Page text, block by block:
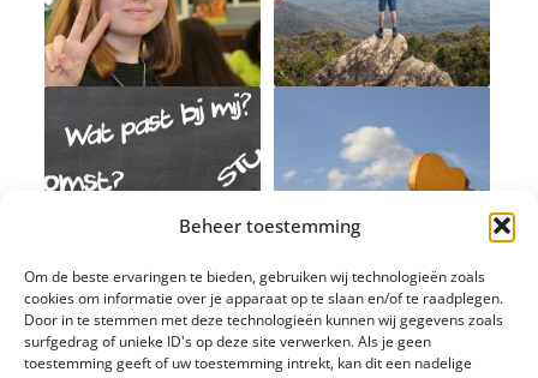
Beheer toestemming
Om de beste ervaringen te bieden, gebruiken wij technologieën zoals
cookies om informatie over je apparaat op te slaan en/of te raadplegen.
Door in te stemmen met deze technologieën kunnen wij gegevens zoals
surfgedrag of unieke ID's op deze site verwerken. Als je geen
toestemming geeft of uw toestemming intrekt, kan dit een nadelige